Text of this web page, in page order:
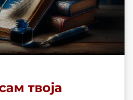
твоја